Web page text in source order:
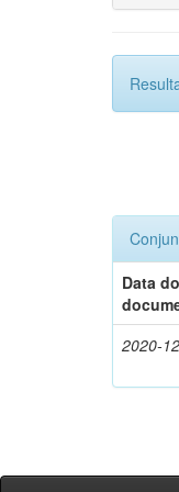
Data do
2020-